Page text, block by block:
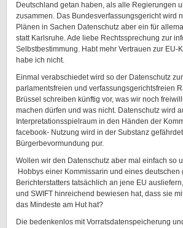
Deutschland getan haben, als alle Regierungen
zusammen. Das Bundesverfassungsgericht wird
Plänen in Sachen Datenschutz aber ein für
statt Karlsruhe. Ade liebe Rechtssprechung zur
Selbstbestimmung. Habt mehr Vertrauen zur EU-
habe ich nicht.
Einmal verabschiedet wird so der Datenschutz
parlamentsfreien und verfassungsgerichtsfreien
Brüssel schreiben künftig vor, was wir noch
machen dürfen und was nicht. Datenschutz wird
Interpretationsspielraum in den Händen der
facebook- Nutzung wird in der Substanz
Bürgerbevormundung pur.
Wollen wir den Datenschutz aber mal einfach so
Hobbys einer Kommissarin und eines deutschen
Berichterstatters tatsächlich an jene EU
und SWIFT hinreichend bewiesen hat, dass sie
das Mindeste am Hut hat?
Die bedenkenlos mit Vorratsdatenspeicherung